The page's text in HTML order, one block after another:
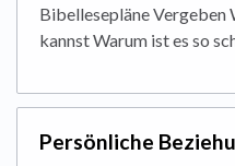
Bibellesepläne Vergeben
kannst Warum ist es so
Persönliche